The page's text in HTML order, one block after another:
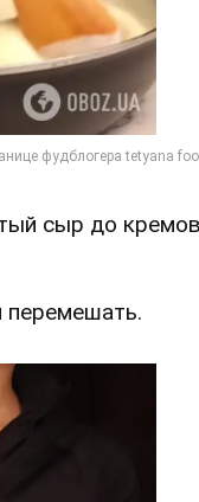
сыр до
перемешать.